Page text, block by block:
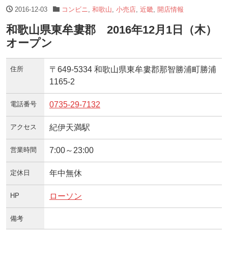
2016-12-03 コンビニ 和歌山 小売店, 近畿, 開店情報
和歌山県東牟婁郡 2016年12月1日（木）
オープン
住所
〒649-5334 和歌山県東牟婁郡那智勝浦町勝浦
1165-2
電話番号 0735-29-7132
アクセス 紀伊天満駅
営業時間 7:00～23:00
定休日 年中無休
HP ローソン
備考